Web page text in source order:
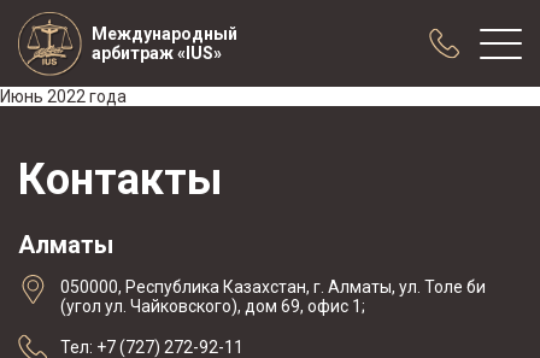
Международный
арбитраж «IUS»
Практика
Публикации
Конференции
Новости
Июнь 2022 года
Контакты
Алматы
050000, Республика Казахстан, г. Алматы, ул. Толе би
(угол ул. Чайковского), дом 69, офис 1;
Тел: +7 (727) 272-92-11